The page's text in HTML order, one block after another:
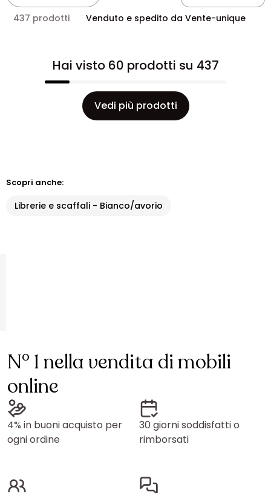
437 prodotti Venduto e spedito da Vente-unique
Hai visto 60 prodotti su 437
Vedi più prodotti
Scopri anche:
Librerie e scaffali - Bianco/avorio
N° 1 nella vendita di mobili
online
4% in buoni acquisto per
ogni ordine
30 giorni soddisfatti o
rimborsati